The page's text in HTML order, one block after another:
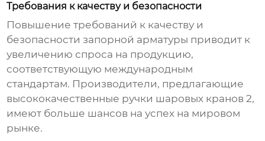
Требования к качеству и безопасности
Повышение требований к качеству и
безопасности запорной арматуры приводит к
увеличению спроса на продукцию,
соответствующую международным
стандартам. Производители, предлагающие
высококачественные ручки шаровых кранов 2,
имеют больше шансов на успех на мировом
рынке.